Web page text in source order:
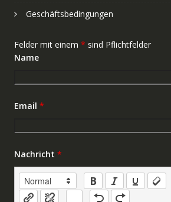
Geschäftsbedingungen
Felder mit einem * sind Pflichtfelder
Name
Email *
Nachricht *